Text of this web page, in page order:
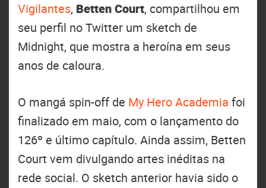
Vigilantes, Betten Court, compartilhou em
seu perfil no Twitter um sketch de
Midnight, que mostra a heroína em seus
anos de caloura.
O mangá spin-off de My Hero Academia foi
finalizado em maio, com o lançamento do
126º e último capítulo. Ainda assim, Betten
Court vem divulgando artes inéditas na
rede social. O sketch anterior havia sido o